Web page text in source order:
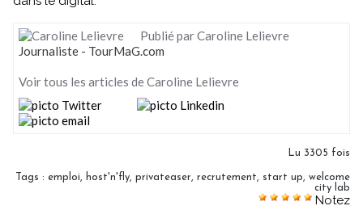
Publié par Caroline Lelievre
Journaliste - TourMaG.com
Voir tous les articles de Caroline Lelievre
Lu 3305 fois
Tags : emploi, host'n'fly, privateaser, recrutement, start up, welcome
city lab
Notez